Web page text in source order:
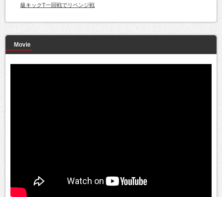
級キックT一回戦でリベンジ戦
Movie